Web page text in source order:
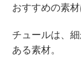
おすすめの素
チュールは、
ある素材。